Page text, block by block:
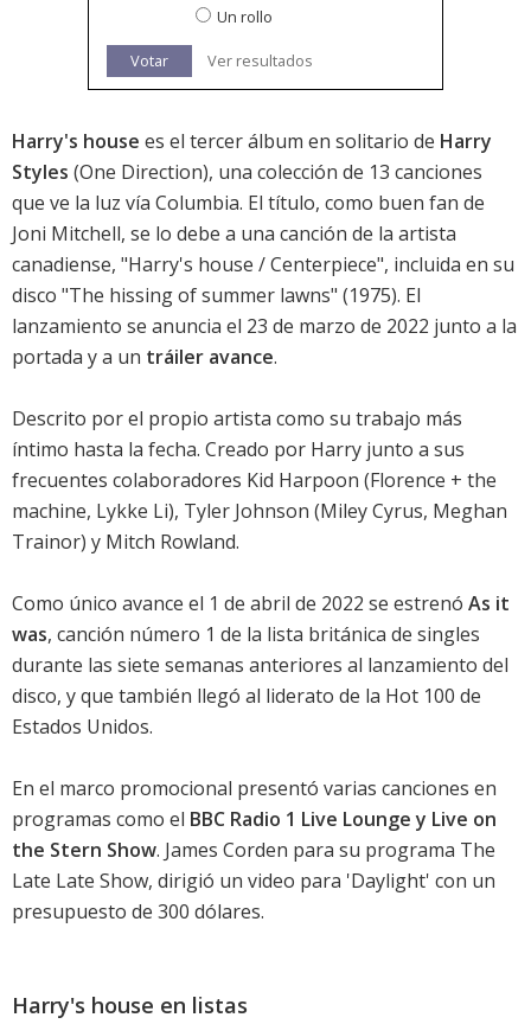
Un rollo
Votar Ver resultados
Harry's house es el tercer álbum en solitario de Harry
Styles (One Direction), una colección de 13 canciones
que ve la luz vía Columbia. El título, como buen fan de
Joni Mitchell, se lo debe a una canción de la artista
canadiense, "Harry's house / Centerpiece", incluida en su
disco "The hissing of summer lawns" (1975). El
lanzamiento se anuncia el 23 de marzo de 2022 junto a la
portada y a un tráiler avance.
Descrito por el propio artista como su trabajo más
íntimo hasta la fecha. Creado por Harry junto a sus
frecuentes colaboradores Kid Harpoon (Florence + the
machine, Lykke Li), Tyler Johnson (Miley Cyrus, Meghan
Trainor) y Mitch Rowland.
Como único avance el 1 de abril de 2022 se estrenó As it
was, canción número 1 de la lista británica de singles
durante las siete semanas anteriores al lanzamiento del
disco, y que también llegó al liderato de la Hot 100 de
Estados Unidos.
En el marco promocional presentó varias canciones en
programas como el BBC Radio 1 Live Lounge y Live on
the Stern Show. James Corden para su programa The
Late Late Show, dirigió un video para 'Daylight' con un
presupuesto de 300 dólares.
Harry's house en listas